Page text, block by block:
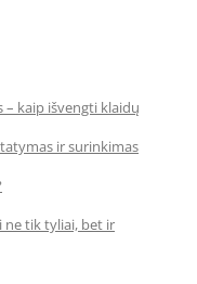
kaip išvengti klaidų
ir surinkimas
ne tik tyliai, bet ir